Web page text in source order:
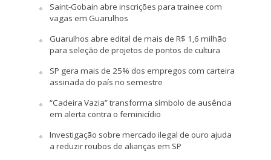
Saint-Gobain abre inscrições para trainee com
vagas em Guarulhos
Guarulhos abre edital de mais de R$ 1,6 milhão
para seleção de projetos de pontos de cultura
SP gera mais de 25% dos empregos com carteira
assinada do país no semestre
“Cadeira Vazia” transforma símbolo de ausência
em alerta contra o feminicídio
Investigação sobre mercado ilegal de ouro ajuda
a reduzir roubos de alianças em SP